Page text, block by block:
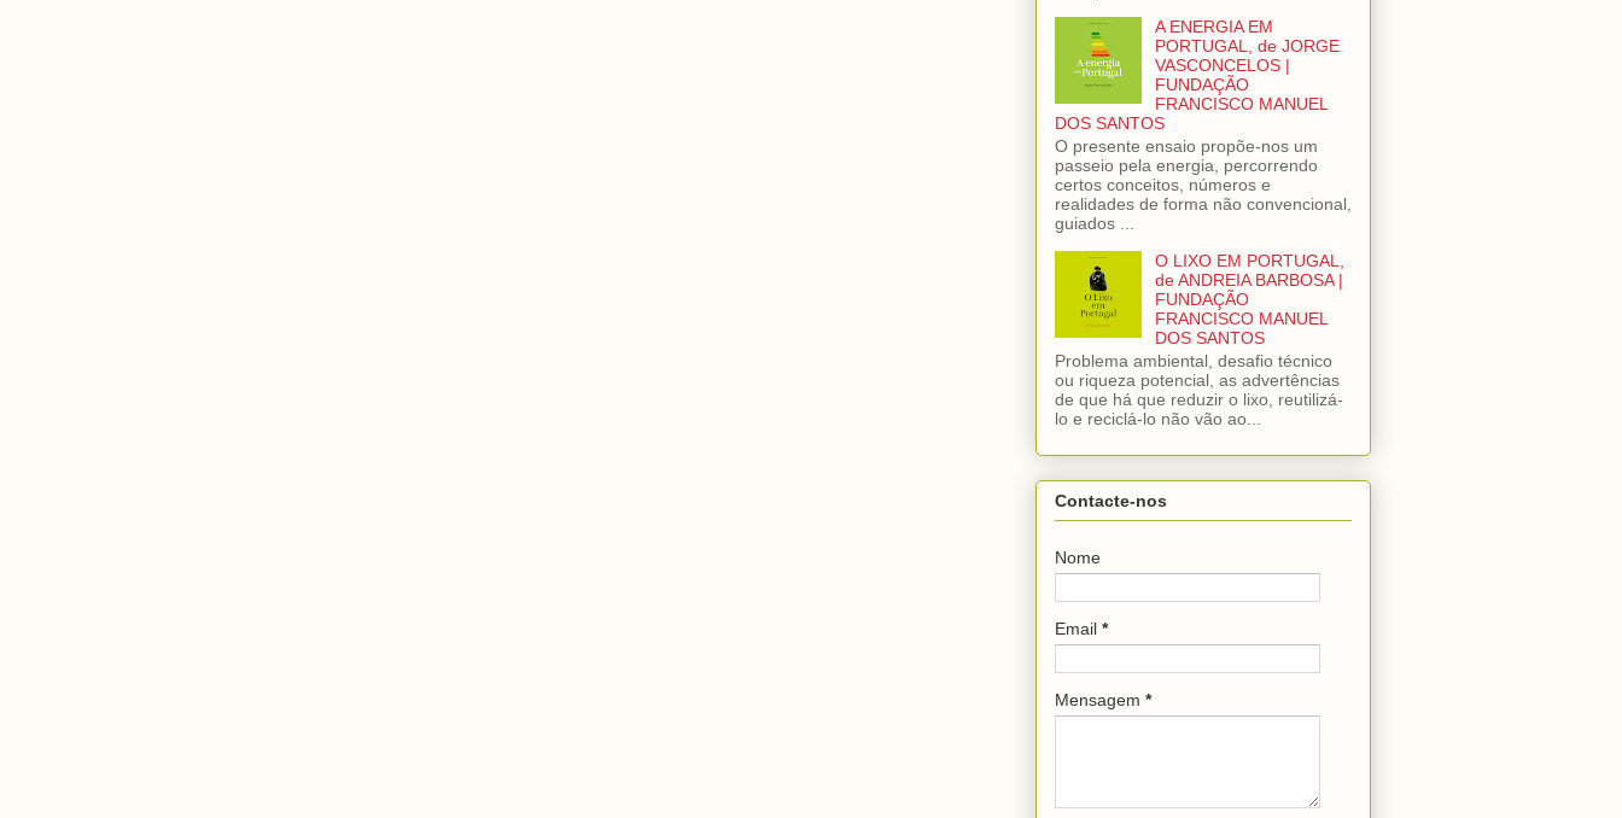
A ENERGIA EM
PORTUGAL, de JORGE
VASCONCELOS |
FUNDAÇÃO
FRANCISCO MANUEL
DOS SANTOS
O presente ensaio propõe-nos um
passeio pela energia, percorrendo
certos conceitos, números e
realidades de forma não convencional,
guiados ...
O LIXO EM PORTUGAL,
de ANDREIA BARBOSA |
FUNDAÇÃO
FRANCISCO MANUEL
DOS SANTOS
Problema ambiental, desafio técnico
ou riqueza potencial, as advertências
de que há que reduzir o lixo, reutilizá-
lo e reciclá-lo não vão ao...
Contacte-nos
Nome
Email *
Mensagem *